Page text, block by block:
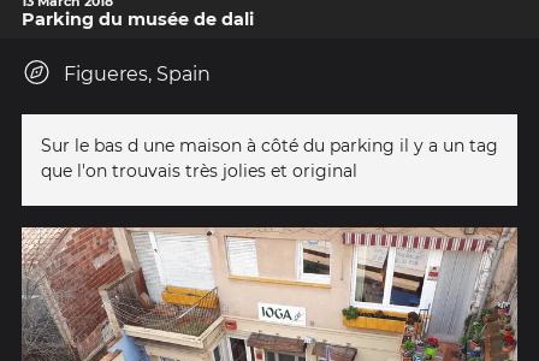
Parking du musée de dali
Figueres, Spain
Sur le bas d une maison à côté du parking il y a un tag
que l'on trouvais très jolies et original